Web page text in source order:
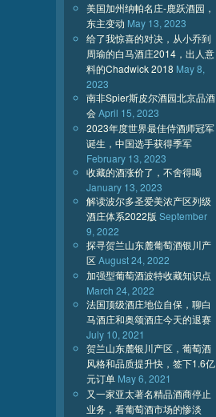
美国加州纳帕名庄-鹿跃酒园，
东主变动 May 13, 2023
给了我惊喜的对决，从小乔到
周瑜的白马酒庄2014，出人意
料的Chadwick 2018 May 8,
2023
南非Spier斯皮尔酒园北京品酒
会April 15, 2023
2023年度世界最佳侍酒师冠军
诞生，中国选手获得季军
February 13, 2023
收藏的酒涨价了，不舍得喝
January 13, 2023
解读波尔多圣爱美浓产区列级
酒庄体系2022版 September
9, 2022
探寻贺兰山东麓葡萄酒银川产
区August 24, 2022
加强型葡萄酒波特收藏知识点
March 24, 2022
法国顶级酒庄地位自保，聊白
马酒庄和奥颂酒庄今天的退赛
July 10, 2021
贺兰山东麓银川产区，葡萄酒
风格和品质提升快，签下1.6亿
元订单 May 6, 2021
又一家亚太著名精品酒商停止
业务，看葡萄酒市场的惨淡